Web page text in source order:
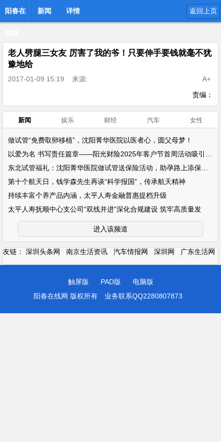
阳春在 新闻 详情 返回上页
老人劈腿三女友 厉害了我的爷！只要伸手要钱就毫不犹
豫地给
2017-01-09 15:19 来源:
A+
责编：
新闻 娱乐 财经 汽车 女性
做试管“免费取卵移植”，沈阳菁华医院以医者心，圆父母梦！
第十个航天日，钱学森先生再谈“科学报国”，传承航天精神
持续丰富个养产品内涵，太平人寿金融普惠提档升级
太平人寿抚顺中心支公司“双线并进”深化合规建设 筑牢高质量发
进入该频道
友链： 深圳头条网 南京生活资讯 汽车情报网 深圳网 广东生活网
触屏版 PAD版
电脑版
阳春在线网 版权所有
业务联系QQ2280807873